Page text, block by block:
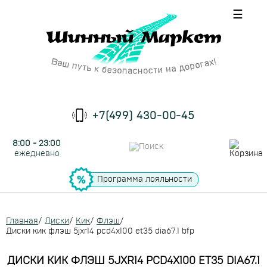
☰
+7(499) 430-00-45
8:00 - 23:00
ежедневно
Программа лояльности
Главная/ Диски/ Кик/ Флэш/
Диски кик флэш 5jxr14 pcd4x100 et35 dia67.1 bfp
ДИСКИ КИК ФЛЭШ 5JXR14 PCD4X100 ET35 DIA67.1